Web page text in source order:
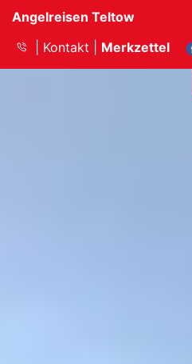
Angelreisen Teltow
Kontakt
Merkzettel